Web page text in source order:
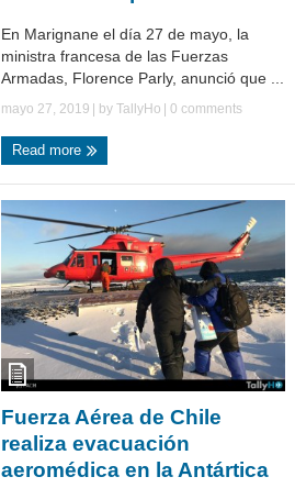
En Marignane el día 27 de mayo, la
ministra francesa de las Fuerzas
Armadas, Florence Parly, anunció que ...
mayo 27, 2019 | by TallyHo 0 comments
Read more
Fuerza Aérea de Chile
realiza evacuación
aeromédica en la Antártica